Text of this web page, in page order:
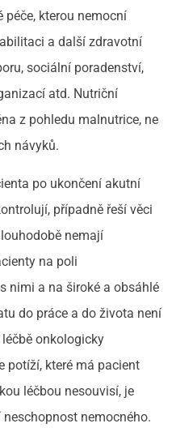
kterou nemocní
a další zdravotní
sociální poradenství,
atd. Nutriční
z pohledu malnutrice, ne
návyků.
po ukončení akutní
případně řeší věci
nemají
na poli
nimi a na široké a obsáhlé
do práce a do života není
onkologicky
potíží, které má pacient
léčbou nesouvisí, je
nemocného.